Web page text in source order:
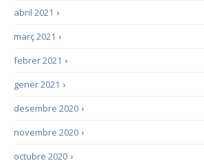
›
abril 2021
›
març 2021
›
febrer 2021
›
gener 2021
›
desembre 2020
›
novembre 2020
›
octubre 2020